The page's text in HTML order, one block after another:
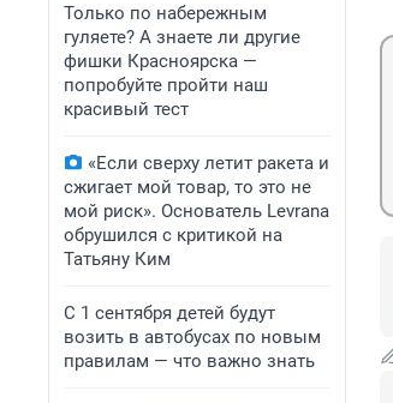
Только по набережным
гуляете? А знаете ли другие
фишки Красноярска —
попробуйте пройти наш
красивый тест
«Если сверху летит ракета и
сжигает мой товар, то это не
мой риск». Основатель Levrana
обрушился с критикой на
Татьяну Ким
С 1 сентября детей будут
возить в автобусах по новым
правилам — что важно знать